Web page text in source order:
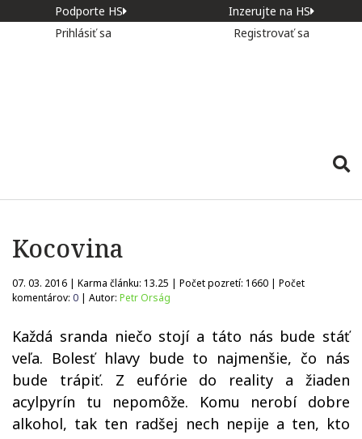
Podporte HS
Inzerujte na HS
Prihlásiť sa
Registrovať sa
Kocovina
07. 03. 2016 | Karma článku: 13.25 | Počet pozretí: 1660 | Počet
komentárov: 0 | Autor: Petr Orság
Každá sranda niečo stojí a táto nás bude stáť
veľa. Bolesť hlavy bude to najmenšie, čo nás
bude trápiť. Z eufórie do reality a žiaden
acylpyrín tu nepomôže. Komu nerobí dobre
alkohol, tak ten radšej nech nepije a ten, kto